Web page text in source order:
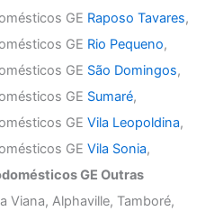
GE Raposo Tavares,
GE Rio Pequeno,
GE São Domingos,
GE Sumaré,
GEVila Leopoldina,
GEVila Sonia,
GE Outras
Viana, Alphaville, Tamboré,